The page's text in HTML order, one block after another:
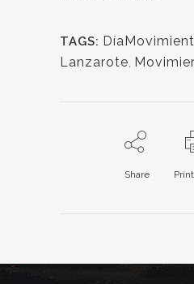
TAGS:
Lanzarote
Share